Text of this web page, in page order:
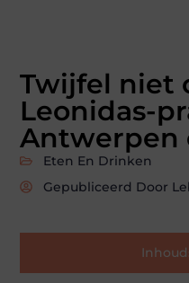
Twijfel niet
Leonidas-
Antwerpen
Eten En Drinken
Gepubliceerd Door